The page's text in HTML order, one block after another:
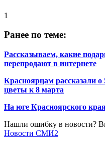
1
Ранее по теме:
Рассказываем, какие
перепродают в интернете
Красноярцам рассказали
цветы к 8 марта
На юге Красноярского
Нашли ошибку в новости?
Новости СМИ2